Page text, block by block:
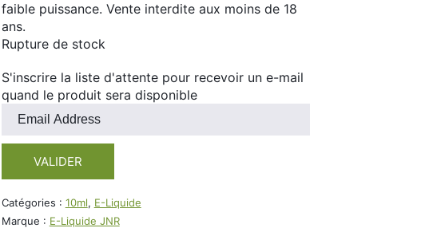
faible puissance. Vente interdite aux moins de 18
ans.
Rupture de stock
S'inscrire la liste d'attente pour recevoir un e-mail
quand le produit sera disponible
Entrez
adresse
mail
pour
rejoindre
VALIDER
Catégories : 10ml, E-Liquide
Marque : E-Liquide JNR
Booster E-Liquide
Salé